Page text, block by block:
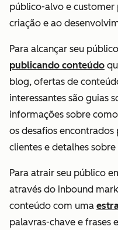
público-alvo e customer
criação e ao
Para alcançar seu
publicando conteúdo
blog, ofertas de
interessantes são guias
informações sobre
os desafios
clientes e detalhes
Para atrair seu público
através do inbound
conteúdo com uma
palavras-chave e frases